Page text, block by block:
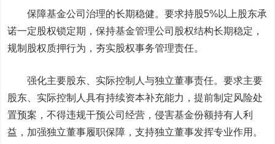
保障基金公司治理的长期稳健。要求持股5%以上股东承
诺一定股权锁定期，保持基金管理公司股权结构长期稳定，
规制股权质押行为，夯实股权事务管理责任。
强化主要股东、实际控制人与独立董事责任。要求主要
股东、实际控制人具有持续资本补充能力，提前制定风险处
置预案，不得违规干预公司经营，侵害基金份额持有人利
益，加强独立董事履职保障，支持独立董事发挥专业作用。